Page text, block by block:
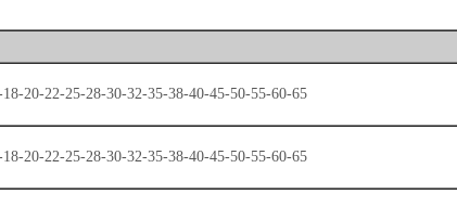
20-22-25-28-30-32-35-38-40-45-50-55-60-65
20-22-25-28-30-32-35-38-40-45-50-55-60-65